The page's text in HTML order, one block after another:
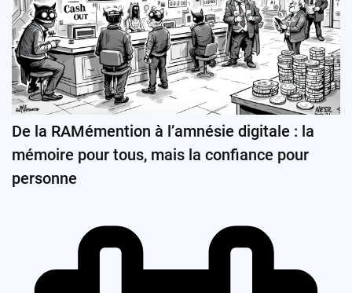
De la RAMémention à l’amnésie digitale : la
mémoire pour tous, mais la confiance pour
personne